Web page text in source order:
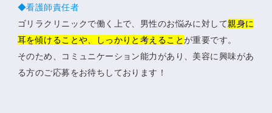
◆看護師責任者
ゴリラクリニックで働く上で、男性のお悩みに対して親身に
耳を傾けることや、しっかりと考えることが重要です。
そのため、コミュニケーション能力があり、美容に興味があ
る方のご応募をお待ちしております！